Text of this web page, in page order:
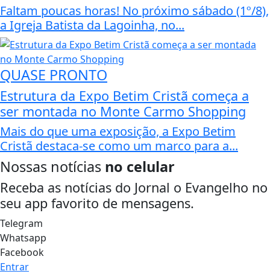
Faltam poucas horas! No próximo sábado (1º/8),
a Igreja Batista da Lagoinha, no...
QUASE PRONTO
Estrutura da Expo Betim Cristã começa a
ser montada no Monte Carmo Shopping
Mais do que uma exposição, a Expo Betim
Cristã destaca-se como um marco para a...
Nossas notícias no celular
Receba as notícias do Jornal o Evangelho no
seu app favorito de mensagens.
Telegram
Whatsapp
Facebook
Entrar